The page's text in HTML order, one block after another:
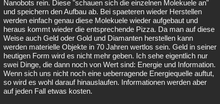
Nanobots rein. Diese "schauen sich die einzelnen Molekuele an"
und speichern den Aufbau ab. Bei spaeteren wieder Herstellen
werden einfach genau diese Molekuele wieder aufgebaut und
heraus kommt wieder die entsprechende Pizza. Da man auf diese
Weise auch Geld oder Gold und Diamanten herstellen kann
werden materielle Objekte in 70 Jahren wertlos sein. Geld in seiner
heutigen Form wird es nicht mehr geben. Ich sehe eigentlich nur
swei Dinge, die dann noch von Wert sind: Energie und Information.
Wenn sich uns nicht noch eine ueberragende Energiequelle auftut,
so wird es wohl darauf hinauslaufen. Informationen werden aber
auf jeden Fall etwas kosten.